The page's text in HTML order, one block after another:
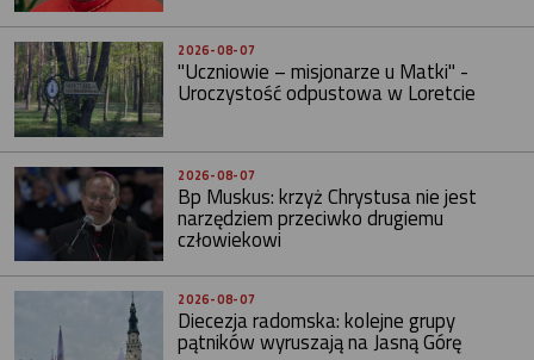
2026-08-07
"Uczniowie – misjonarze u Matki" -
Uroczystość odpustowa w Loretcie
2026-08-07
Bp Muskus: krzyż Chrystusa nie jest
narzędziem przeciwko drugiemu
człowiekowi
2026-08-07
Diecezja radomska: kolejne grupy
pątników wyruszają na Jasną Górę